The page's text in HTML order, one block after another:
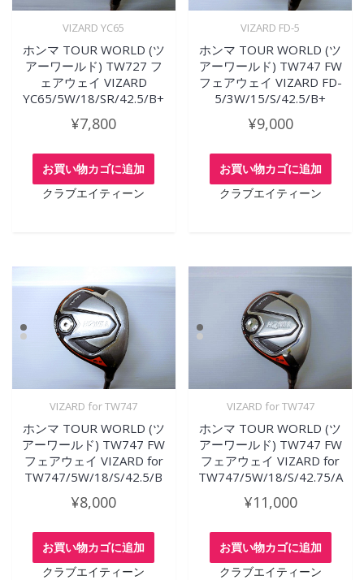
VIZARD YC65
ホンマ TOUR WORLD (ツ
アーワールド) TW727 フ
ェアウェイ VIZARD
YC65/5W/18/SR/42.5/B+
¥7,800
お買い物カゴに追加
クラブエイティーン
VIZARD FD-5
ホンマ TOUR WORLD (ツ
アーワールド) TW747 FW
フェアウェイ VIZARD FD-
5/3W/15/S/42.5/B+
¥9,000
お買い物カゴに追加
クラブエイティーン
VIZARD for TW747
ホンマ TOUR WORLD (ツ
アーワールド) TW747 FW
フェアウェイ VIZARD for
TW747/5W/18/S/42.5/B
¥8,000
お買い物カゴに追加
クラブエイティーン
VIZARD for TW747
ホンマ TOUR WORLD (ツ
アーワールド) TW747 FW
フェアウェイ VIZARD for
TW747/5W/18/S/42.75/A
¥11,000
お買い物カゴに追加
クラブエイティーン